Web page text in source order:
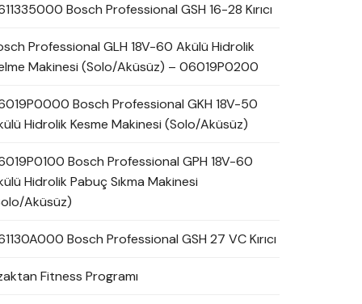
Bosch Professional GSH 16-28 Kırıcı
Professional GLH 18V-60 Akülü Hidrolik
Makinesi (Solo/Aküsüz) – 06019P0200
Bosch Professional GKH 18V-50
Hidrolik Kesme Makinesi (Solo/Aküsüz)
Bosch Professional GPH 18V-60
Hidrolik Pabuç Sıkma Makinesi
Aküsüz)
Bosch Professional GSH 27 VC Kırıcı
Fitness Programı